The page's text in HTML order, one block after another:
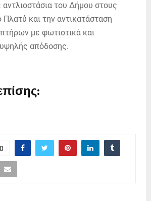
του Δήμου στους
και την αντικατάσταση
με φωτιστικά και
απόδοσης.
0